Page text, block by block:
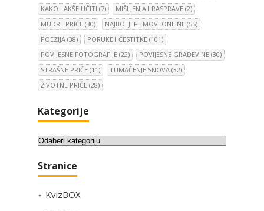
KAKO LAKŠE UČITI (7) MIŠLJENJA I RASPRAVE (2)
MUDRE PRIČE (30) NAJBOLJI FILMOVI ONLINE (55)
POEZIJA (38) PORUKE I ČESTITKE (101)
POVIJESNE FOTOGRAFIJE (22) POVIJESNE GRAĐEVINE (30)
STRAŠNE PRIČE (11) TUMAČENJE SNOVA (32)
ŽIVOTNE PRIČE (28)
Kategorije
K
t
g
Stranice
KvizBOX